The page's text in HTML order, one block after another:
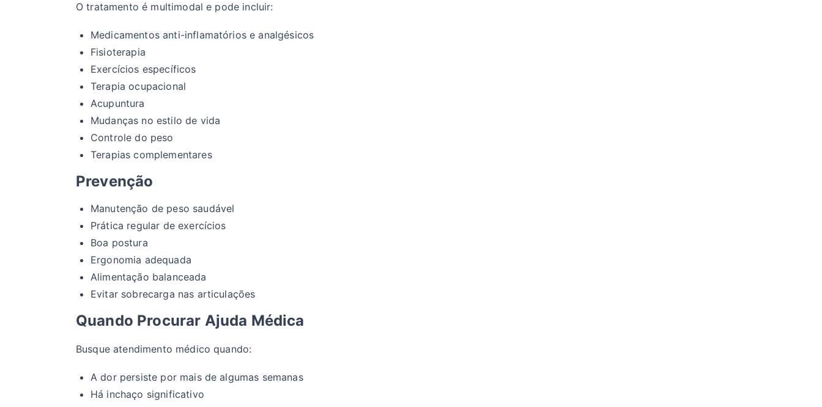
O tratamento é multimodal e pode incluir:
Medicamentos anti-inflamatórios e analgésicos
Fisioterapia
Exercícios específicos
Terapia ocupacional
Acupuntura
Mudanças no estilo de vida
Controle do peso
Terapias complementares
Prevenção
Manutenção de peso saudável
Prática regular de exercícios
Boa postura
Ergonomia adequada
Alimentação balanceada
Evitar sobrecarga nas articulações
Quando Procurar Ajuda Médica
Busque atendimento médico quando:
A dor persiste por mais de algumas semanas
Há inchaço significativo